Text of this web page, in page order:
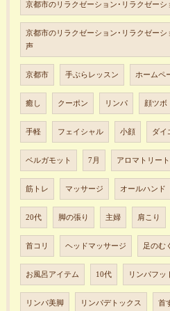
京都市のリラクゼーション･リラクゼーシ
京都市のリラクゼーション･リラクゼー
声
京都市 手ぶらレッスン ホームペ
癒し クーポン リンパ 顔ツボ
手軽 フェイシャル 小顔 ダイ
ベルガモット 7月 アロマトリー
筋トレ マッサージ オールハンド
20代 脚の張り 主婦 肩こり
首コリ ヘッドマッサージ 足のむ
お風呂アイテム 10代 リンパフッ
リンパ美脚 リンパデトックス 首